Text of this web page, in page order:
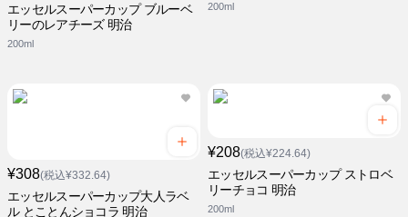
エッセルスーパーカップ ブルーベ
リーのレアチーズ 明治
200ml
200ml
¥308(税込¥332.64)
エッセルスーパーカップ大人ラベ
ル とことんショコラ 明治
¥208(税込¥224.64)
エッセルスーパーカップ ストロベ
リーチョコ 明治
200ml